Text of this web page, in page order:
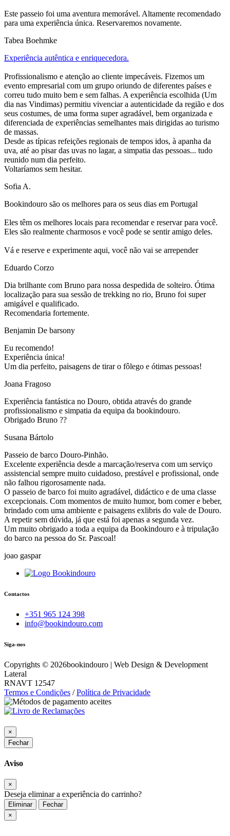
Este passeio foi uma aventura memorável. Altamente recomendado
para uma experiência única. Reservaremos novamente.
Tabea Boehmke
Experiência autêntica e enriquecedora.
Profissionalismo e atenção ao cliente impecáveis. Fizemos um
evento empresarial com um grupo oriundo de diferentes países e
correu tudo muito bem e sem falhas. A experiência escolhida (Um
dia nas Vindimas) permitiu vivenciar a autenticidade da região e dos
seus costumes, de uma forma super agradável, bem organizada e
diferenciada de experiências semelhantes mais dirigidas ao turismo
de massas.
Desde as típicas refeições regionais de tempos idos, à apanha da
uva, até ao pisar das uvas no lagar, a simpatia das pessoas... tudo
reunido num dia perfeito.
Voltaríamos sem hesitar.
Sofia A.
Bookindouro são os melhores para os seus dias em Portugal
Eles têm os melhores locais para recomendar e reservar para você.
Eles são realmente charmosos e você pode se sentir amigo deles.
Vá e reserve e experimente aqui, você não vai se arrepender
Eduardo Corzo
Dia brilhante com Bruno para nossa despedida de solteiro. Ótima
localização para sua sessão de trekking no rio, Bruno foi super
amigável e qualificado.
Recomendaria fortemente.
Benjamin De barsony
Eu recomendo!
Experiência única!
Um dia perfeito, paisagens de tirar o fôlego e ótimas pessoas!
Joana Fragoso
Experiência fantástica no Douro, obtida através do grande
profissionalismo e simpatia da equipa da bookindouro.
Obrigado Bruno ??
Susana Bártolo
Passeio de barco Douro-Pinhão.
Excelente experiência desde a marcação/reserva com um serviço
assistencial sempre muito cuidadoso, prestável e profissional, onde
não falhou rigorosamente nada.
O passeio de barco foi muito agradável, didáctico e de uma classe
excepcionais. Com momentos de muito humor, bom comer e beber,
brindado com uma ambiente e paisagens exlibris do vale de Douro.
A repetir sem dúvida, já que está foi apenas a segunda vez.
Um muito obrigado a toda a equipa da Bookindouro e à tripulação
do barco na pessoa do Sr. Pascoal!
joao gaspar
Contactos
+351 965 124 398
info@bookindouro.com
Siga-nos
Copyrights © 2026bookindouro | Web Design & Development
Lateral
RNAVT 12547
Termos e Condições /Política de Privacidade
×
Fechar
Aviso
×
Deseja eliminar a experiência do carrinho?
Eliminar
Fechar
×